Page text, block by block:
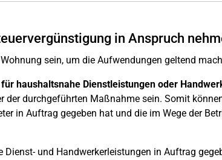
in Anspruch
sein, um die Aufwendungen geltend
haushaltsnahe Dienstleistungen oder
der durchgeführten Maßnahme sein. Somit
in Auftrag gegeben hat und die im Wege der
und Handwerkerleistungen in Auftrag